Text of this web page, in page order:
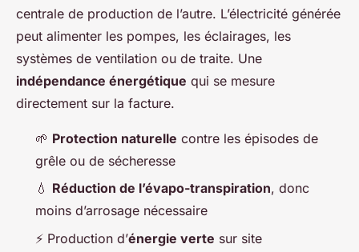
centrale de production de l’autre. L’électricité générée
peut alimenter les pompes, les éclairages, les
systèmes de ventilation ou de traite. Une
indépendance énergétique qui se mesure
directement sur la facture.
🌱 Protection naturelle contre les épisodes de
grêle ou de sécheresse
💧 Réduction de l’évapo-transpiration, donc
moins d’arrosage nécessaire
⚡ Production d’énergie verte sur site